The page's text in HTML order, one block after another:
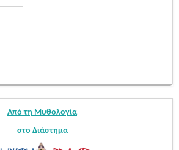
Από τη Μυθολογία
στο Διάστημα